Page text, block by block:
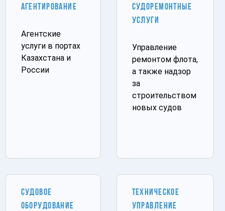
АГЕНТИРОВАНИЕ
Агентские
услуги в портах
Казахстана и
России
СУДОРЕМОНТНЫЕ
УСЛУГИ
Управление
ремонтом флота,
а также надзор
за
строительством
новых судов
СУДОВОЕ
ОБОРУДОВАНИЕ
ТЕХНИЧЕСКОЕ
УПРАВЛЕНИЕ